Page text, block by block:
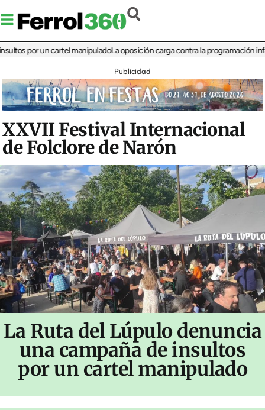
por un cartel manipuladoLa oposición carga contra la programación infantil
Publicidad
XXVII Festival Internacional
de Folclore de Narón
La Ruta del Lúpulo denuncia
una campaña de insultos
por un cartel manipulado